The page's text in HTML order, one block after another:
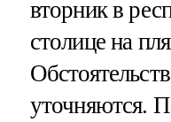
вторник в
столице на
уточняются.